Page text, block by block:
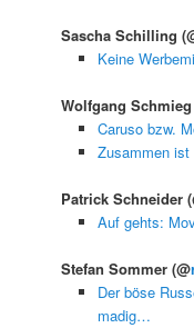
Sascha Schilling
Keine
Wolfgang Schmieg
Caruso bzw.
Zusammen ist
Patrick Schneider
Auf gehts:
Stefan Sommer(@
Der böse
madig…